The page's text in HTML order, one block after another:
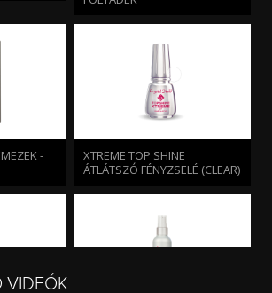
-
XTREME TOP SHINE
ÁTLÁTSZÓ FÉNYZSELÉ (CLEAR)
VIDEÓK